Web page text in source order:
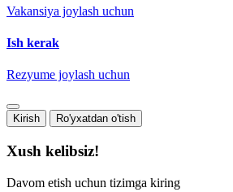
Vakansiya joylash uchun
Ish kerak
Rezyume joylash uchun
Kirish Ro'yxatdan o'tish
Xush kelibsiz!
Davom etish uchun tizimga kiring